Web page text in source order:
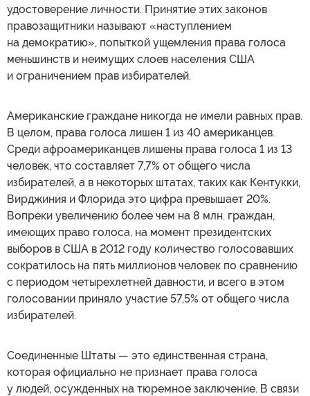
удостоверение личности. Принятие этих законов
правозащитники называют «наступлением
на демократию», попыткой ущемления права голоса
меньшинств и неимущих слоев населения США
и ограничением прав избирателей.
Американские граждане никогда не имели равных прав.
В целом, права голоса лишен 1 из 40 американцев.
Среди афроамериканцев лишены права голоса 1 из 13
человек, что составляет 7,7% от общего числа
избирателей, а в некоторых штатах, таких как Кентукки,
Вирджиния и Флорида это цифра превышает 20%.
Вопреки увеличению более чем на 8 млн. граждан,
имеющих право голоса, на момент президентских
выборов в США в 2012 году количество голосовавших
сократилось на пять миллионов человек по сравнению
с периодом четырехлетней давности, и всего в этом
голосовании приняло участие 57,5% от общего числа
избирателей.
Соединенные Штаты — это единственная страна,
которая официально не признает права голоса
у людей, осужденных на тюремное заключение. В связи